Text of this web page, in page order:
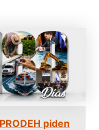
piden